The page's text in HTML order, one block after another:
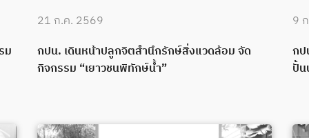
ม
21 ก.ค. 2569
กปน. เดินหน้าปลูกจิตสำนึกรักษ์สิ่งแวดล้อม จัด
กิจกรรม “เยาวชนพิทักษ์น้ำ”
9
กป
ปั้